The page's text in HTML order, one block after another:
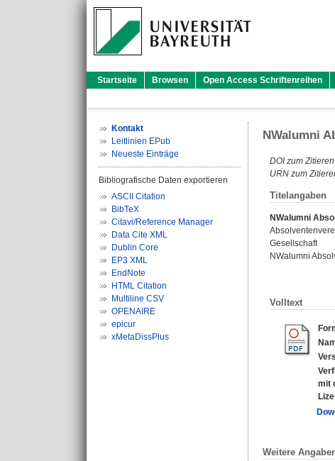
Startseite Browsen Open Access Schriftenreihen
Kontakt
Leitlinien EPub
Neueste Einträge
Bibliografische Daten exportieren
ASCII Citation
BibTeX
Citavi/Reference Manager
Data Cite XML
Dublin Core
EP3 XML
EndNote
HTML Citation
Multiline CSV
OPENAIRE
epicur
xMetaDissPlus
NWalumni
DOI zum
URN zum
Titelangaben
NWalumni
Gesellschaft
NWalumni
Volltext
mit
Weitere